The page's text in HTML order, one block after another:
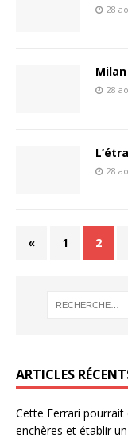
28
28
28
« 1 2
ARTICLES
Cette Ferrari pourrait
enchères et établir